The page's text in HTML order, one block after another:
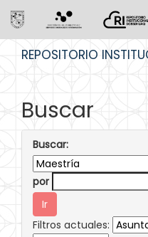
REPOSITORIO
Buscar
Buscar:
por
Filtros actuales: